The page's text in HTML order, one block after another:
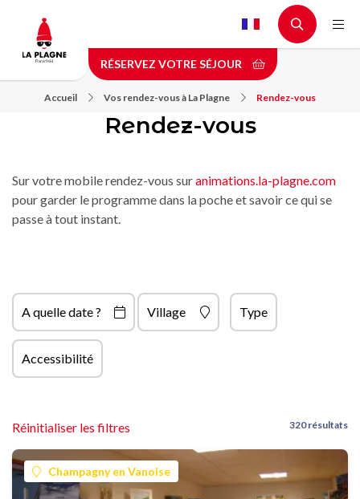
contenu
principal
RÉSERVEZ VOTRE SÉJOUR
Accueil Vos rendez-vous à La Plagne Rendez-vous
Rendez-vous
Sur votre mobile rendez-vous suranimations.la-plagne.com
pour garder le programme dans la poche et savoir ce qui se
passe à tout instant.
A quelle date ? Village Type
Accessibilité
Réinitialiser les filtres 320 résultats
Champagny en Vanoise